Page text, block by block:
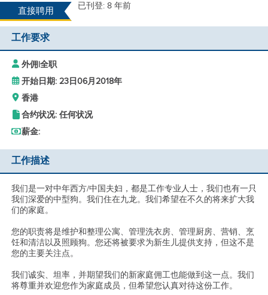
直接聘用
已刊登: 8 年前
工作要求
外佣|全职
开始日期: 23日06月2018年
香港
合约状况: 任何状况
薪金:
工作描述
我们是一对中年西方/中国夫妇，都是工作专业人士，我们也有一只
我们深爱的中型狗。我们住在九龙。我们希望在不久的将来扩大我
们的家庭。
您的职责将是维护和整理公寓、管理洗衣房、管理厨房、营销、烹
饪和清洁以及照顾狗。您还将被要求为新生儿提供支持，但这不是
您的主要关注点。
我们诚实、坦率，并期望我们的新家庭佣工也能做到这一点。我们
将尊重并欢迎您作为家庭成员，但希望您认真对待这份工作。